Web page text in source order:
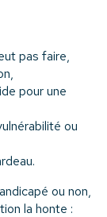
pas faire,
pour une
ou
ou non,
la honte :